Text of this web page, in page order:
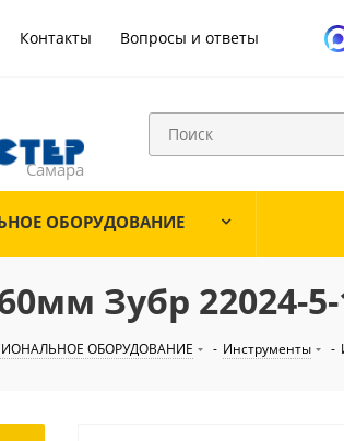
Контакты Вопросы и ответы
ОБОРУДОВАНИЕ
Зубр 22024-5-
ОБОРУДОВАНИЕ - Инструменты -